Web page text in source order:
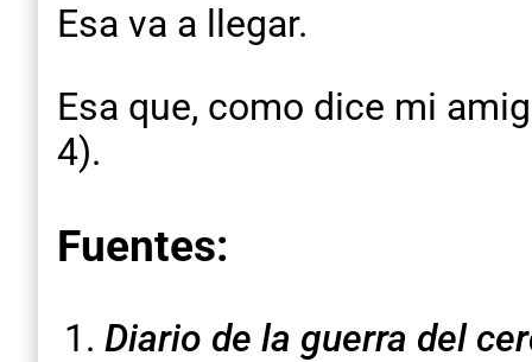
Esa va a llegar.
Esa que, como dice mi
4).
Fuentes:
Diario de la guerra del